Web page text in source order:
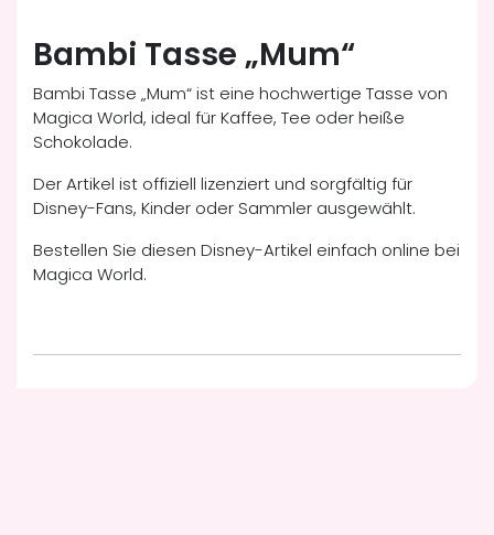
Bambi Tasse „Mum“
Bambi Tasse „Mum“ ist eine hochwertige Tasse von
Magica World, ideal für Kaffee, Tee oder heiße
Schokolade.
Der Artikel ist offiziell lizenziert und sorgfältig für
Disney-Fans, Kinder oder Sammler ausgewählt.
Bestellen Sie diesen Disney-Artikel einfach online bei
Magica World.